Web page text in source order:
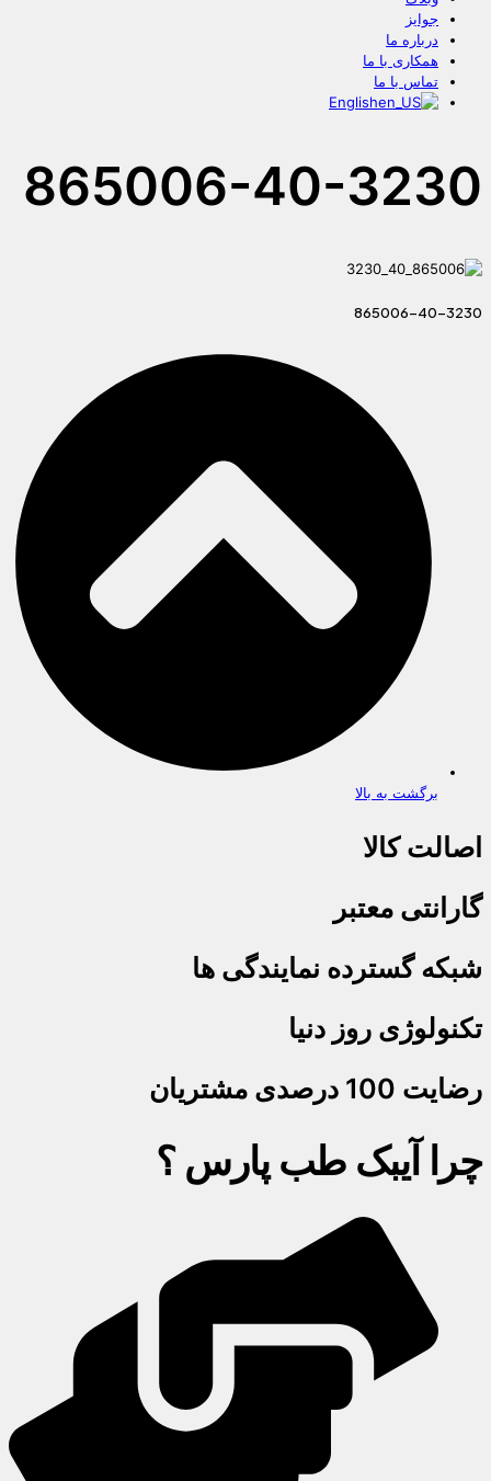
جوایز
درباره ما
همکاری با ما
تماس با ما
English
865006-40-3230
865006-40-3230
برگشت به بالا
اصالت کالا
گارانتی معتبر
شبکه گسترده نمایندگی ها
تکنولوژی روز دنیا
رضایت 100 درصدی مشتریان
چرا آیبک طب پارس ؟